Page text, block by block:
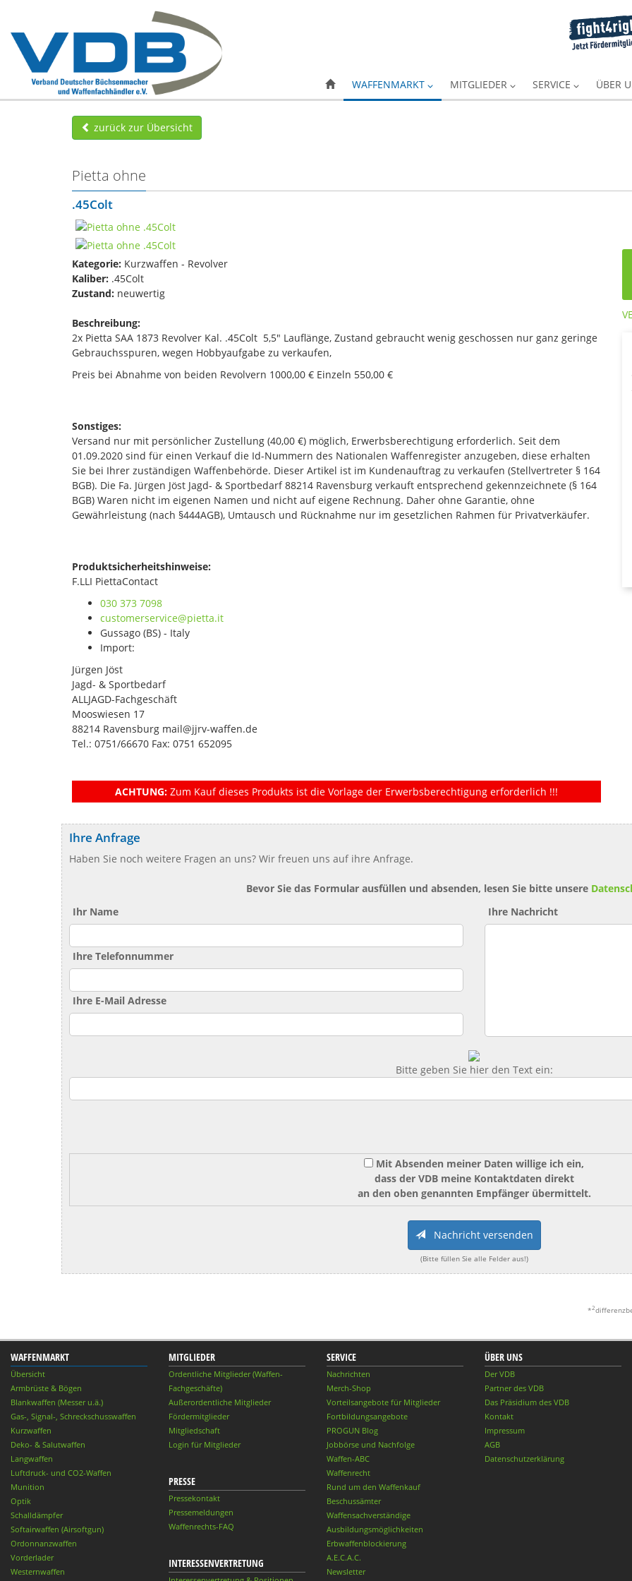
WAFFENMARKT MITGLIEDER SERVICE ÜBER
zurück zur Übersicht
Pietta ohne
.45Colt
Kategorie: Kurzwaffen - Revolver
Kaliber: .45Colt
Zustand: neuwertig
Beschreibung:
2x Pietta SAA 1873 Revolver Kal. .45Colt 5,5" Lauflänge, Zustand gebraucht wenig geschossen nur ganz geringe
Gebrauchsspuren, wegen Hobbyaufgabe zu verkaufen,
Preis bei Abnahme von beiden Revolvern 1000,00 € Einzeln 550,00 €
Sonstiges:
Versand nur mit persönlicher Zustellung (40,00 €) möglich, Erwerbsberechtigung erforderlich. Seit dem
01.09.2020 sind für einen Verkauf die Id-Nummern des Nationalen Waffenregister anzugeben, diese erhalten
Sie bei Ihrer zuständigen Waffenbehörde. Dieser Artikel ist im Kundenauftrag zu verkaufen (Stellvertreter § 164
BGB). Die Fa. Jürgen Jöst Jagd- & Sportbedarf 88214 Ravensburg verkauft entsprechend gekennzeichnete (§ 164
BGB) Waren nicht im eigenen Namen und nicht auf eigene Rechnung. Daher ohne Garantie, ohne
Gewährleistung (nach §444AGB), Umtausch und Rücknahme nur im gesetzlichen Rahmen für Privatverkäufer.
Produktsicherheitshinweise:
F.LLI PiettaContact
030 373 7098
customerservice@pietta.it
Gussago (BS) - Italy
Import:
Jürgen Jöst
Jagd- & Sportbedarf
ALLJAGD-Fachgeschäft
Mooswiesen 17
88214 Ravensburg mail@jjrv-waffen.de
Tel.: 0751/66670 Fax: 0751 652095
ACHTUNG: Zum Kauf dieses Produkts ist die Vorlage der Erwerbsberechtigung erforderlich !!!
Ihre Anfrage
Haben Sie noch weitere Fragen an uns? Wir freuen uns auf ihre Anfrage.
Bevor Sie das Formular ausfüllen und absenden, lesen Sie bitte unsere
Ihr Name
Ihre Telefonnummer
Ihre E-Mail Adresse
Ihre Nachricht
Bitte geben Sie hier den Text ein:
Mit Absenden meiner Daten willige ich ein,
dass der VDB meine Kontaktdaten direkt
an den oben genannten Empfänger übermittelt.
Nachricht versenden
(Bitte füllen Sie alle Felder aus!)
*2
WAFFENMARKT
Übersicht
Armbrüste & Bögen
Blankwaffen (Messer u.ä.)
Gas-, Signal-, Schreckschusswaffen
Kurzwaffen
Deko- & Salutwaffen
Langwaffen
Luftdruck- und CO2-Waffen
Munition
Optik
Schalldämpfer
Softairwaffen (Airsoftgun)
Ordonnanzwaffen
Vorderlader
Westernwaffen
MITGLIEDER
Ordentliche Mitglieder (Waffen-
Fachgeschäfte)
Außerordentliche Mitglieder
Fördermitglieder
Mitgliedschaft
Login für Mitglieder
PRESSE
Pressekontakt
Pressemeldungen
Waffenrechts-FAQ
INTERESSENVERTRETUNG
SERVICE
Nachrichten
Merch-Shop
Vorteilsangebote für Mitglieder
Fortbildungsangebote
PROGUN Blog
Jobbörse und Nachfolge
Waffen-ABC
Waffenrecht
Rund um den Waffenkauf
Beschussämter
Waffensachverständige
Ausbildungsmöglichkeiten
Erbwaffenblockierung
A.E.C.A.C.
Newsletter
ÜBER UNS
Der VDB
Partner des VDB
Das Präsidium des VDB
Kontakt
Impressum
AGB
Datenschutzerklärung